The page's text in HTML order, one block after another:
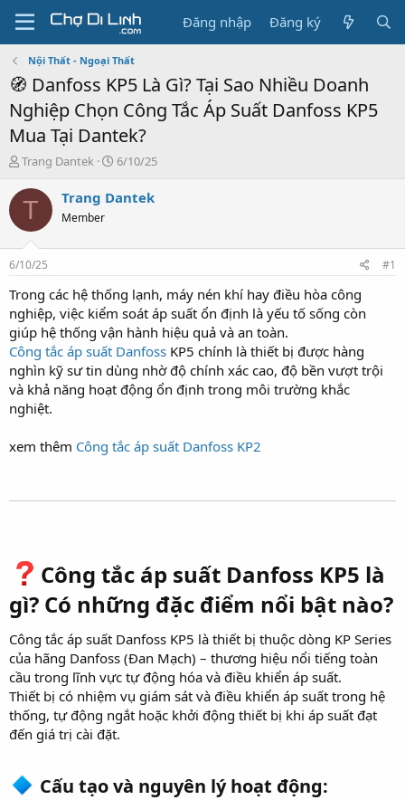
Đăng nhập Đăng ký
Nội Thất - Ngoại Thất
🧭 Danfoss KP5 Là Gì? Tại Sao Nhiều Doanh
Nghiệp Chọn Công Tắc Áp Suất Danfoss KP5
Mua Tại Dantek?
T
r
a
s
t
a
t
e
r
Trang Dantek
N
à
6/10/25
T Trang Dantek
Member
6/10/25 #1
Trong các hệ thống lạnh, máy nén khí hay điều hòa công
nghiệp, việc kiểm soát áp suất ổn định là yếu tố sống còn
giúp hệ thống vận hành hiệu quả và an toàn.
Công tắc áp suất Danfoss KP5 chính là thiết bị được hàng
nghìn kỹ sư tin dùng nhờ độ chính xác cao, độ bền vượt trội
và khả năng hoạt động ổn định trong môi trường khắc
nghiệt.
xem thêm Công tắc áp suất Danfoss KP2
Công tắc áp suất Danfoss KP5 là
gì? Có những đặc điểm nổi bật nào?​
Công tắc áp suất Danfoss KP5 là thiết bị thuộc dòng KP Series
của hãng Danfoss (Đan Mạch) – thương hiệu nổi tiếng toàn
cầu trong lĩnh vực tự động hóa và điều khiển áp suất.
Thiết bị có nhiệm vụ giám sát và điều khiển áp suất trong hệ
thống, tự động ngắt hoặc khởi động thiết bị khi áp suất đạt
đến giá trị cài đặt.
Cấu tạo và nguyên lý hoạt động:​